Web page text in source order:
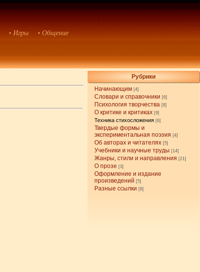
• Игры • Общение
Рубрики
Начинающим [4]
Словари и справочники [6]
Психология творчества [8]
О критике и критиках [9]
Техника стихосложения [6]
Твердые формы и
экспериментальная поэзия [4]
Об авторах и читателях [5]
Учебники и научные труды [14]
Жанры, стили и направления [21]
О прозе [3]
Оформление и издание
произведений [5]
Разные ссылки [8]